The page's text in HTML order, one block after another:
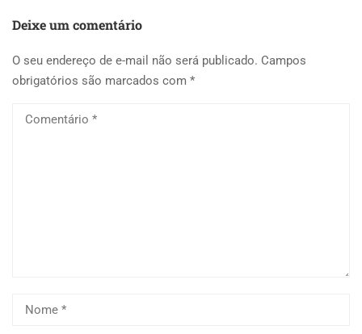
Deixe um comentário
O seu endereço de e-mail não será publicado. Campos
obrigatórios são marcados com *